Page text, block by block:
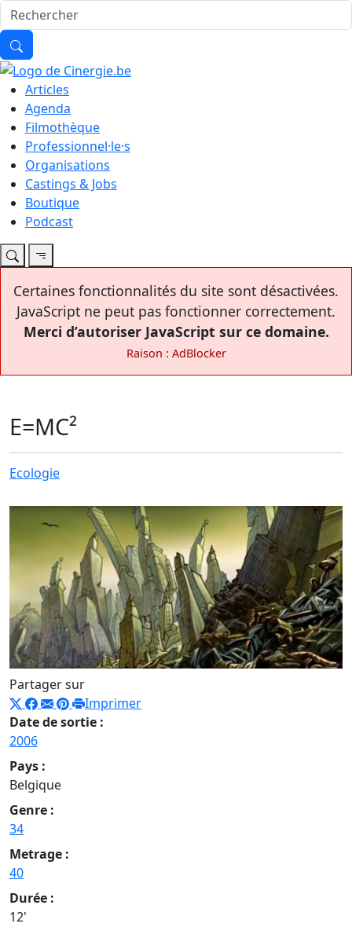
Articles
Agenda
Filmothèque
Professionnel·le·s
Organisations
Castings & Jobs
Boutique
Podcast
Certaines fonctionnalités du site sont désactivées.
JavaScript ne peut pas fonctionner correctement.
Merci d’autoriser JavaScript sur ce domaine.
Raison : AdBlocker
E=MC²
Ecologie
Partager sur
Imprimer
Date de sortie :
2006
Pays :
Belgique
Genre :
34
Metrage :
40
Durée :
12'